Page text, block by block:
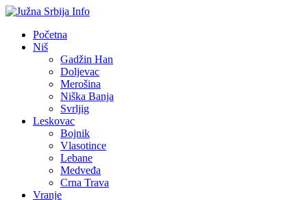
Početna
Niš
Gadžin Han
Doljevac
Merošina
Niška Banja
Svrljig
Leskovac
Bojnik
Vlasotince
Lebane
Medveđa
Crna Trava
Vranje